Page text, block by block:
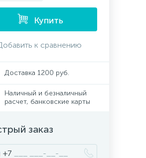
Купить
к сравнению
Доставка 1200 руб.
Наличный и безналичный
расчет, банковские карты
заказ
+7